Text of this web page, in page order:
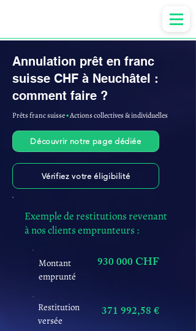
Annulation prêt en franc
suisse CHF à Neuchâtel :
comment faire ?
Prêts franc suisse▪︎Actions collectives & individuelles
Découvrir notre page dédiée
Vérifiez votre éligibilité
Exemple de restitutions revenant
à nos clients emprunteurs :
Montant
emprunté
930 000 CHF
Restitution
versée
371 992,58 €